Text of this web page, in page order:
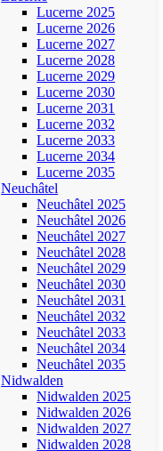
Lucerne 2025
Lucerne 2026
Lucerne 2027
Lucerne 2028
Lucerne 2029
Lucerne 2030
Lucerne 2031
Lucerne 2032
Lucerne 2033
Lucerne 2034
Lucerne 2035
Neuchâtel
Neuchâtel 2025
Neuchâtel 2026
Neuchâtel 2027
Neuchâtel 2028
Neuchâtel 2029
Neuchâtel 2030
Neuchâtel 2031
Neuchâtel 2032
Neuchâtel 2033
Neuchâtel 2034
Neuchâtel 2035
Nidwalden
Nidwalden 2025
Nidwalden 2026
Nidwalden 2027
Nidwalden 2028